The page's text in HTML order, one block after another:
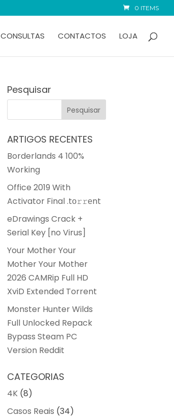
0 ITEMS
CONSULTAS CONTACTOS LOJA
Pesquisar
ARTIGOS RECENTES
Borderlands 4 100%
Working
Office 2019 With
Activator Final .tо𝚛𝚛еnt
eDrawings Crack +
Serial Key [no Virus]
Your Mother Your
Mother Your Mother
2026 CAMRip Full HD
XviD Extended Torrent
Monster Hunter Wilds
Full Unlocked Repack
Bypass Steam PC
Version Reddit
CATEGORIAS
4K (8)
Casos Reais (34)